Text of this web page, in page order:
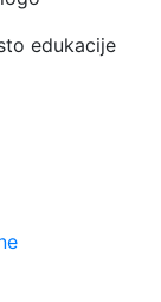
edukacije